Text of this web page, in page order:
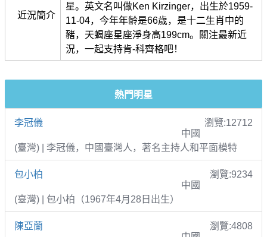
近況簡介
星。英文名叫做Ken Kirzinger，出生於1959-
11-04，今年年齡是66歲，是十二生肖中的
豬，天蝎座星座淨身高199cm。關注最新近
況，一起支持肯-科齊格吧！
熱門明星
李冠儀
瀏覽:12712
中國
(臺灣) | 李冠儀，中國臺灣人，著名主持人和平面模特
包小柏
瀏覽:9234
中國
(臺灣) | 包小柏（1967年4月28日出生）
陳亞蘭
瀏覽:4808